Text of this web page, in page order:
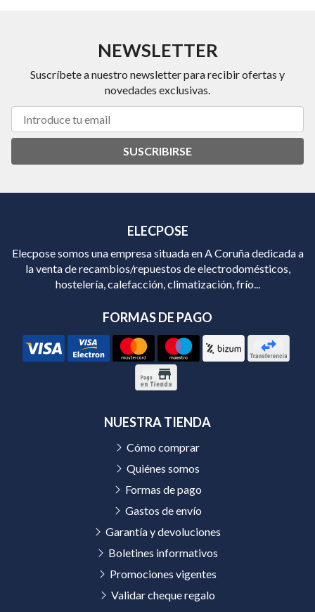
NEWSLETTER
Suscríbete a nuestro newsletter para recibir ofertas y
novedades exclusivas.
SUSCRIBIRSE
ELECPOSE
Elecpose somos una empresa situada en A Coruña dedicada a
la venta de recambios/repuestos de electrodomésticos,
hostelería, calefacción, climatización, frío...
FORMAS DE PAGO
NUESTRA TIENDA
Cómo comprar
Quiénes somos
Formas de pago
Gastos de envío
Garantía y devoluciones
Boletines informativos
Promociones vigentes
Validar cheque regalo